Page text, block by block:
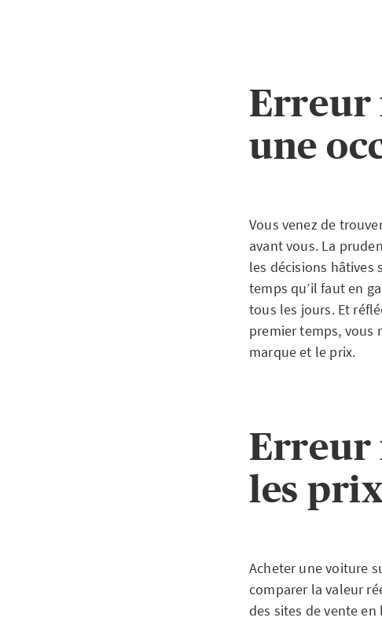
Erreur
une
Vous venez de
avant vous. La
les décisions hâtives
temps qu’il faut en
tous les jours. Et
premier temps, vous
marque et le prix.
Erreur
les
Acheter une voiture
comparer la valeur
des sites de vente